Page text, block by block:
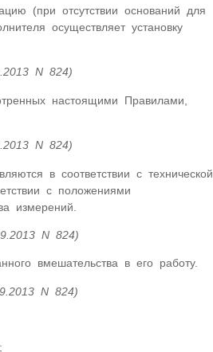
(при отсутствии оснований для
осуществляет установку
N 824)
настоящими Правилами,
N 824)
в соответствии с технической
с положениями
измерений.
N 824)
вмешательства в его работу.
N 824)